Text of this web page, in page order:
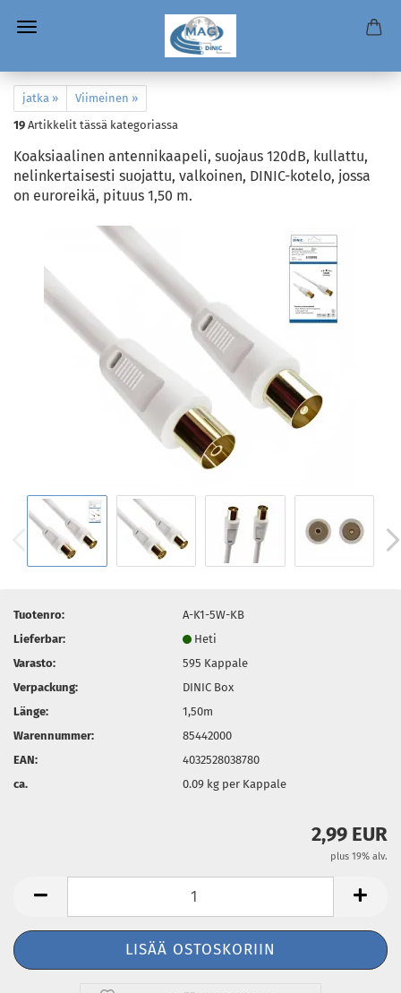
jatka »
Viimeinen »
19 Artikkelit tässä kategoriassa
Koaksiaalinen antennikaapeli, suojaus 120dB, kullattu,
nelinkertaisesti suojattu, valkoinen, DINIC-kotelo, jossa
on euroreikä, pituus 1,50 m.
Tuotenro:
A-K1-5W-KB
Lieferbar:
Heti
Varasto:
595 Kappale
Verpackung:
DINIC Box
Länge:
1,50m
Warennummer:
85442000
EAN:
4032528038780
ca.
0.09 kg per Kappale
2,99 EUR
plus 19% alv.